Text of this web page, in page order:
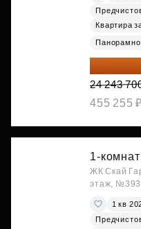
Квартира
20 122
24 243
455 255
1-
ЖК Скай
этаж, №393
1 кв